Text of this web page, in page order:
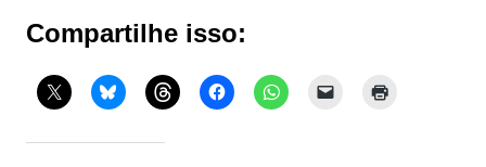
Compartilhe isso: